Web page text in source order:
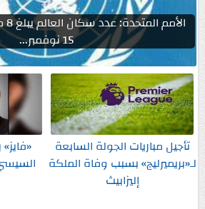
15 نوفمبر...
تأجيل مباريات الجولة السابعة
لـ«بريميرليج» بسبب وفاة الملكة
إليزابيث